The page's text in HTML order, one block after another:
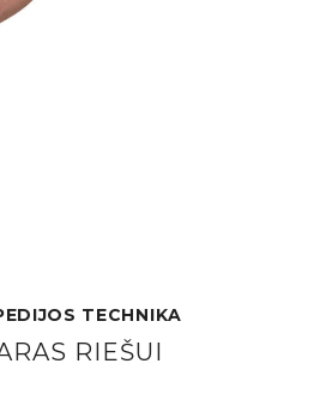
TECHNIKA
RIEŠUI